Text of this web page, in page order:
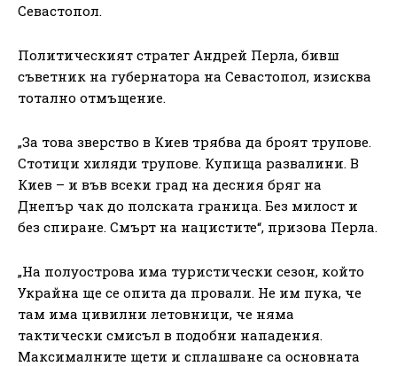
Севастопол.
Политическият стратег Андрей Перла, бивш
съветник на губернатора на Севастопол, изисква
тотално отмъщение.
„За това зверство в Киев трябва да броят трупове.
Стотици хиляди трупове. Купища развалини. В
Киев – и във всеки град на десния бряг на
Днепър чак до полската граница. Без милост и
без спиране. Смърт на нацистите“, призова Перла.
„На полуострова има туристически сезон, който
Украйна ще се опита да провали. Не им пука, че
там има цивилни летовници, че няма
тактически смисъл в подобни нападения.
Максималните щети и сплашване са основната